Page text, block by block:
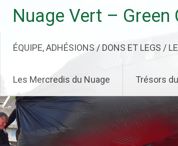
contenu
principal
Nuage Vert – Green
ÉQUIPE, ADHÉSIONS / DONS ET LEGS /
Les Mercredis du Nuage Trésors